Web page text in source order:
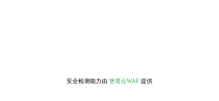
安全检测能力由 堡塔云WAF 提供